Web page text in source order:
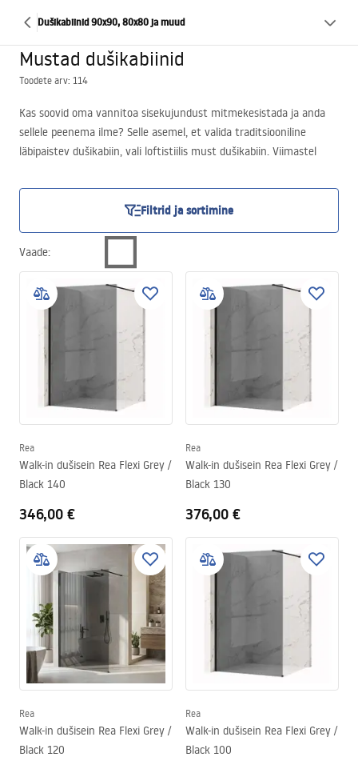
Dušikabiinid 90x90, 80x80 ja muud
Mustad dušikabiinid
Toodete arv: 114
Kas soovid oma vannitoa sisekujundust mitmekesistada ja anda
sellele peenema ilme? Selle asemel, et valida traditsiooniline
läbipaistev dušikabiin, vali loftistiilis must dušikabiin. Viimastel
suurt populaarsust vannituba sisustavate või renoveerivate
Filtrid ja sortimine
Vaade:
Rea
Walk-in dušisein Rea Flexi Grey /
Black 140
346,00 €
Rea
Walk-in dušisein Rea Flexi Grey /
Black 130
376,00 €
Rea
Walk-in dušisein Rea Flexi Grey /
Black 120
Rea
Walk-in dušisein Rea Flexi Grey /
Black 100